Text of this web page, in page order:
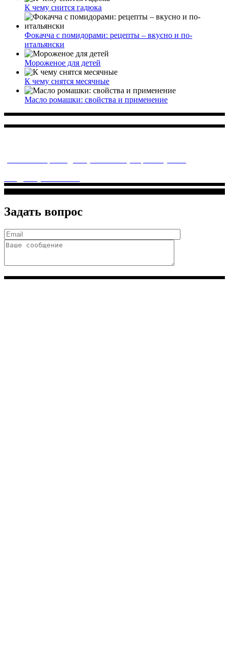
К чему снится гадюка
Фокачча с помидорами: рецепты – вкусно и по-
итальянски
Мороженое для детей
К чему снятся месячные
Масло ромашки: свойства и применение
Задать вопрос